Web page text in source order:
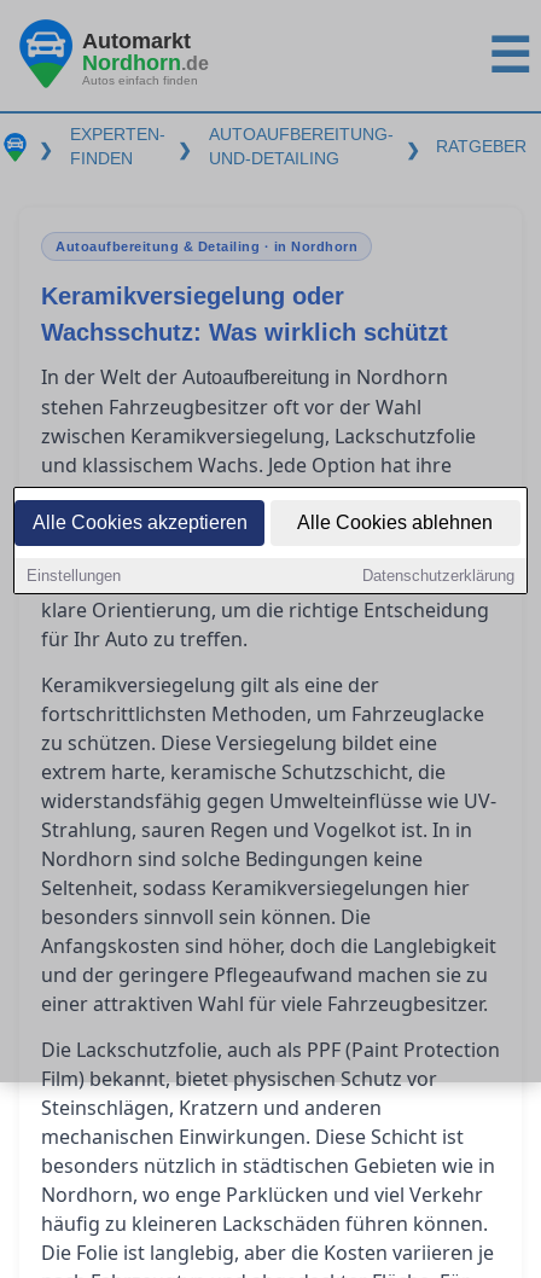
Alle Cookies akzeptieren Alle Cookies ablehnen
Einstellungen Datenschutzerklärung
Automarkt
Nordhorn.de
Autos einfach finden ☰
❯
EXPERTEN-
FINDEN
❯
AUTOAUFBEREITUNG-
UND-DETAILING
❯ RATGEBER
Autoaufbereitung & Detailing · in Nordhorn
Keramikversiegelung oder
Wachsschutz: Was wirklich schützt
In der Welt der Autoaufbereitung in Nordhorn
stehen Fahrzeugbesitzer oft vor der Wahl
zwischen Keramikversiegelung, Lackschutzfolie
und klassischem Wachs. Jede Option hat ihre
eigenen Vorzüge und Herausforderungen in
Bezug auf Haltbarkeit, Kosten und Anwendung.
Doch welche Methode bietet wirklich den besten
Schutz? In diesem Artikel geben wir Ihnen eine
klare Orientierung, um die richtige Entscheidung
für Ihr Auto zu treffen.
Keramikversiegelung gilt als eine der
fortschrittlichsten Methoden, um Fahrzeuglacke
zu schützen. Diese Versiegelung bildet eine
extrem harte, keramische Schutzschicht, die
widerstandsfähig gegen Umwelteinflüsse wie UV-
Strahlung, sauren Regen und Vogelkot ist. In in
Nordhorn sind solche Bedingungen keine
Seltenheit, sodass Keramikversiegelungen hier
besonders sinnvoll sein können. Die
Anfangskosten sind höher, doch die Langlebigkeit
und der geringere Pflegeaufwand machen sie zu
einer attraktiven Wahl für viele Fahrzeugbesitzer.
Die Lackschutzfolie, auch als PPF (Paint Protection
Film) bekannt, bietet physischen Schutz vor
Steinschlägen, Kratzern und anderen
mechanischen Einwirkungen. Diese Schicht ist
besonders nützlich in städtischen Gebieten wie in
Nordhorn, wo enge Parklücken und viel Verkehr
häufig zu kleineren Lackschäden führen können.
Die Folie ist langlebig, aber die Kosten variieren je